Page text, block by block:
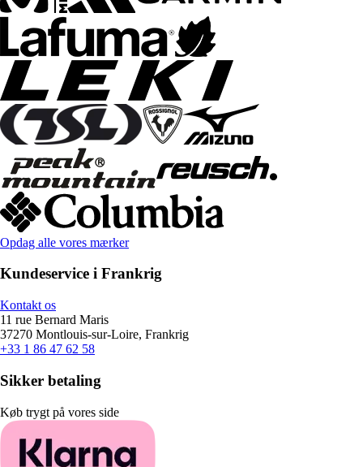
Opdag alle vores mærker
Kundeservice i Frankrig
Kontakt os
11 rue Bernard Maris
37270 Montlouis-sur-Loire, Frankrig
+33 1 86 47 62 58
Sikker betaling
Køb trygt på vores side